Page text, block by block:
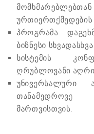
ურთიერთქმედების
პროგრამა
ბიზნესი
სისტემის
ღრუბლოვანი
უნივერსალური
თანამედროვე
მართვისთვის.